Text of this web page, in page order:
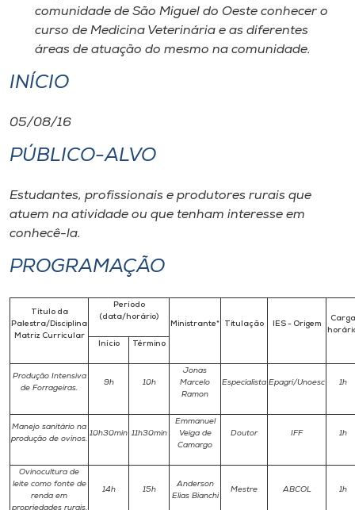
comunidade de São Miguel do Oeste conhecer o
curso de Medicina Veterinária e as diferentes
áreas de atuação do mesmo na comunidade.
INÍCIO
05/08/16
PÚBLICO-ALVO
Estudantes, profissionais e produtores rurais que
atuem na atividade ou que tenham interesse em
conhecê-la.
PROGRAMAÇÃO
Título da
Palestra/Disciplina
Matriz Curricular
Período
(data/horário)
Ministrante*
Titulação IES - Origem
Carga
Início
Término
Produção Intensiva
de Forrageiras.
9h 10h
Jonas
Marcelo
Ramon
Especialista Epagri/Unoesc 1h
Manejo sanitário na
produção de ovinos.
10h30min 11h30min
Emmanuel
Veiga de
Camargo
Doutor IFF 1h
Ovinocultura de
leite como fonte de
renda em
propriedades rurais.
14h 15h
Anderson
Elias Bianchi
Mestre ABCOL 1h